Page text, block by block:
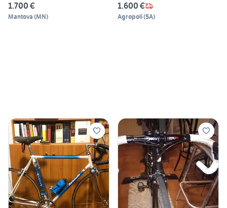
1.700 €
Mantova (MN)
1.600 €
Agropoli(SA)